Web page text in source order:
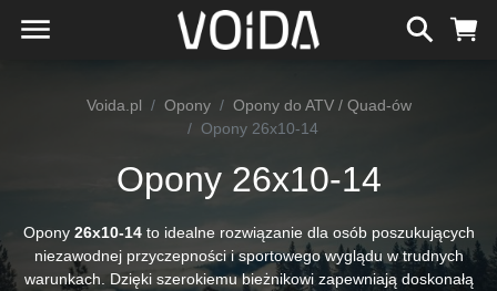
Voida.pl Opony
Opony do ATV / Quad-ów
Opony 26x10-14
Opony 26x10-14
Opony 26x10-14to idealne rozwiązanie dla osób poszukujących
niezawodnej przyczepności i sportowego wyglądu w trudnych
warunkach. Dzięki szerokiemu bieżnikowi zapewniają doskonałą